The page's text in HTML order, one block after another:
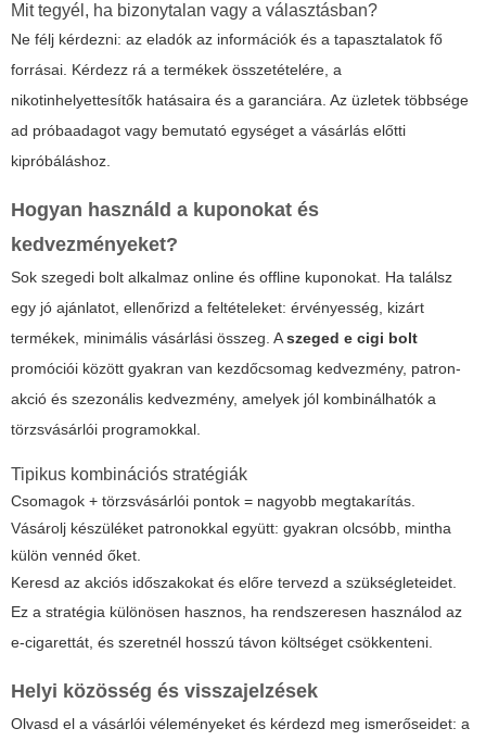
Mit tegyél, ha bizonytalan vagy a választásban?
Ne félj kérdezni: az eladók az információk és a tapasztalatok fő
forrásai. Kérdezz rá a termékek összetételére, a
nikotinhelyettesítők hatásaira és a garanciára. Az üzletek többsége
ad próbaadagot vagy bemutató egységet a vásárlás előtti
kipróbáláshoz.
Hogyan használd a kuponokat és
kedvezményeket?
Sok szegedi bolt alkalmaz online és offline kuponokat. Ha találsz
egy jó ajánlatot, ellenőrizd a feltételeket: érvényesség, kizárt
termékek, minimális vásárlási összeg. Aszeged e cigi bolt
promóciói között gyakran van kezdőcsomag kedvezmény, patron-
akció és szezonális kedvezmény, amelyek jól kombinálhatók a
törzsvásárlói programokkal.
Tipikus kombinációs stratégiák
Csomagok + törzsvásárlói pontok = nagyobb megtakarítás.
Vásárolj készüléket patronokkal együtt: gyakran olcsóbb, mintha
külön vennéd őket.
Keresd az akciós időszakokat és előre tervezd a szükségleteidet.
Ez a stratégia különösen hasznos, ha rendszeresen használod az
e-cigarettát, és szeretnél hosszú távon költséget csökkenteni.
Helyi közösség és visszajelzések
Olvasd el a vásárlói véleményeket és kérdezd meg ismerőseidet: a